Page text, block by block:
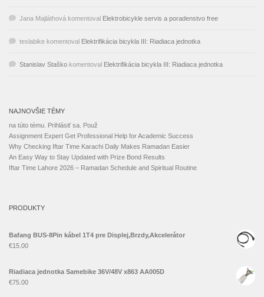
Jana Majláthová komentoval Elektrobicykle servis a poradenstvo free
teslabike komentoval Elektrifikácia bicykla III: Riadiaca jednotka
Stanislav Staško komentoval Elektrifikácia bicykla III: Riadiaca jednotka
NAJNOVŠIE TÉMY
na túto tému. Prihlásiť sa. Použ
Assignment Expert Get Professional Help for Academic Success
Why Checking Iftar Time Karachi Daily Makes Ramadan Easier
An Easy Way to Stay Updated with Prize Bond Results
Iftar Time Lahore 2026 – Ramadan Schedule and Spiritual Routine
PRODUKTY
Bafang BUS-8Pin kábel 1T4 pre Displej,Brzdy,Akcelerátor
€15.00
Riadiaca jednotka Samebike 36V/48V x863 AA005D
€75.00